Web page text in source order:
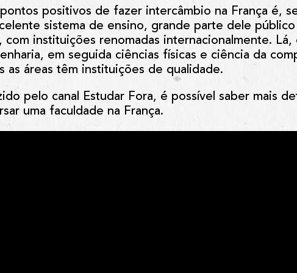
positivos de fazer intercâmbio na França é,
sistema de ensino, grande parte dele
com instituições renomadas internacionalmente. Lá,
em seguida ciências físicas e ciência da
as áreas têm instituições de qualidade.
pelo canal Estudar Fora, é possível saber mais
uma faculdade na França.